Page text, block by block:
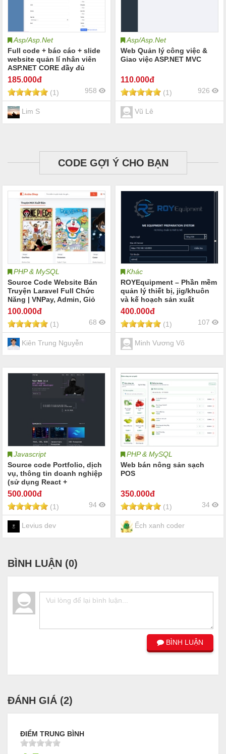
Asp/Asp.Net
Full code + báo cáo + slide
website quản lí nhân viên
ASP.NET CORE đầy đủ
185.000đ
(1) 958
Lim S
Asp/Asp.Net
Web Quản lý công việc &
Giao việc ASP.NET MVC
110.000đ
(1) 926
Vũ Lê
CODE GỢI Ý CHO BẠN
PHP & MySQL
Source Code Website Bán
Truyện Laravel Full Chức
Năng | VNPay, Admin, Giỏ
Hàng
100.000đ
(1) 68
Kiên Trung Nguyễn
Khác
ROYEquipment – Phần mềm
quản lý thiết bị, jig/khuôn
và kế hoạch sản xuất
400.000đ
(1) 107
Minh Vương Võ
Javascript
Source code Portfolio, dịch
vụ, thông tin doanh nghiệp
(sử dụng React +
Typescript, Tailwinds và
Vite boots, motion React)))
500.000đ
(1) 94
Levius dev
PHP & MySQL
Web bán nông sản sạch
POS
350.000đ
(1) 34
Ếch xanh coder
BÌNH LUẬN (0)
BÌNH LUẬN
ĐÁNH GIÁ (2)
ĐIỂM TRUNG BÌNH